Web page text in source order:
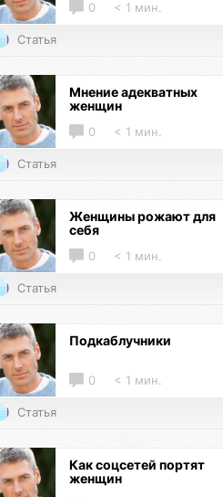
0 < 1 мин.
Статья
Мнение адекватных
женщин
0 < 1 мин.
Статья
Женщины рожают для
себя
0 < 1 мин.
Статья
Подкаблучники
0 < 1 мин.
Статья
Как соцсетей портят
женщин